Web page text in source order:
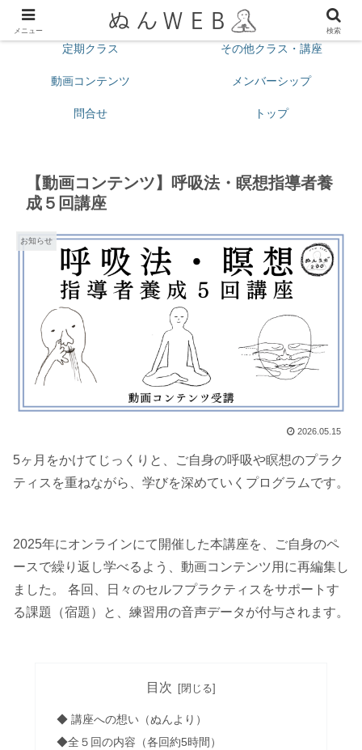
プロフィール 今月の予定
定期クラス その他クラス・講座
動画コンテンツ メンバーシップ
問合せ トップ
【動画コンテンツ】呼吸法・瞑想指導者養
成５回講座
お知らせ
2026.05.15
5ヶ月をかけてじっくりと、ご自身の呼吸や瞑想のプラク
ティスを重ねながら、学びを深めていくプログラムです。
2025年にオンラインにて開催した本講座を、ご自身のペ
ースで繰り返し学べるよう、動画コンテンツ用に再編集し
ました。 各回、日々のセルフプラクティスをサポートす
る課題（宿題）と、練習用の音声データが付与されます。
目次
◆ 講座への想い（ぬんより）
◆全５回の内容（各回約5時間）
メニュー 検索